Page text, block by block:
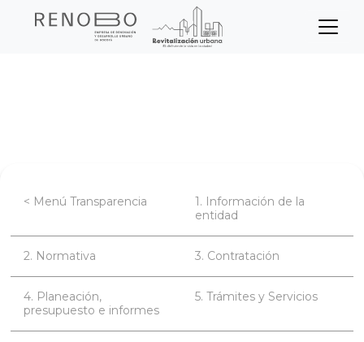
Sitio Web Empresa de
Transparencia
< Menú Transparencia
1. Información de la
entidad
2. Normativa 3. Contratación
4. Planeación,
presupuesto e informes
5. Trámites y Servicios